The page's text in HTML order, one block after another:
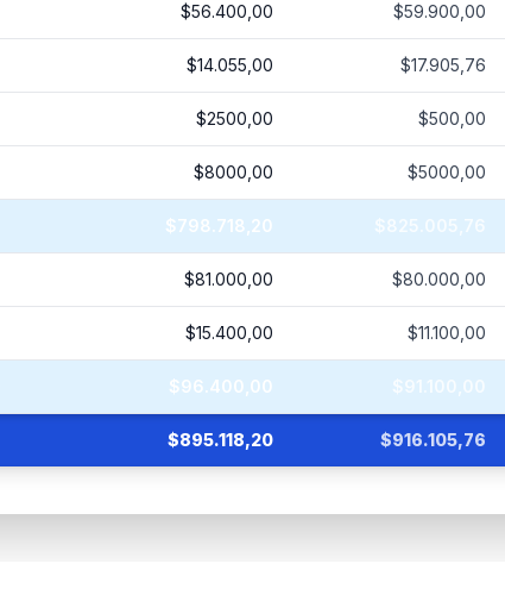
$56.400,00 $59.900,00
$14.055,00 $17.905,76
$2500,00 $500,00
$8000,00 $5000,00
$798.718,20 $825.005,76
$81.000,00 $80.000,00
$15.400,00 $11.100,00
$96.400,00 $91.100,00
$895.118,20 $916.105,76